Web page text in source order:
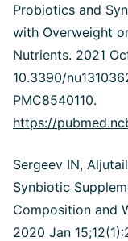
Probiotics and
with Overweight
Nutrients. 2021
10.3390/
PMC8540110.
https://
Sergeev IN,
Synbiotic
Composition and
2020 Jan